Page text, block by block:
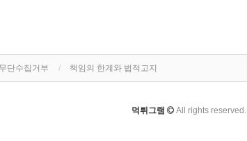
단수집거부 책임의 한계와 법적고지
먹튀그램 All rights reserved.